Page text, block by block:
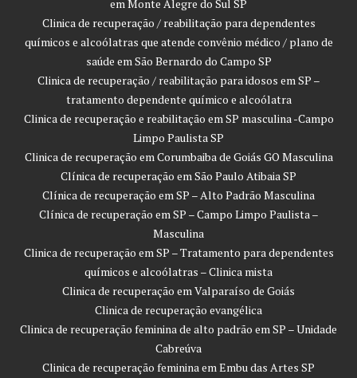
em Monte Alegre do Sul SP
Clinica de recuperação / reabilitação para dependentes
químicos e alcoólatras que atende convênio médico / plano de
saúde em São Bernardo do Campo SP
Clinica de recuperação / reabilitação para idosos em SP –
tratamento dependente químico e alcoólatra
Clinica de recuperação e reabilitação em SP masculina -Campo
Limpo Paulista SP
Clinica de recuperação em Corumbaiba de Goiás GO Masculina
Clínica de recuperação em São Paulo Atibaia SP
Clínica de recuperação em SP – Alto Padrão Masculina
Clínica de recuperação em SP – Campo Limpo Paulista –
Masculina
Clinica de recuperação em SP – Tratamento para dependentes
químicos e alcoólatras – Clinica mista
Clinica de recuperação em Valparaíso de Goiás
Clinica de recuperação evangélica
Clinica de recuperação feminina de alto padrão em SP – Unidade
Cabreúva
Clinica de recuperação feminina em Embu das Artes SP